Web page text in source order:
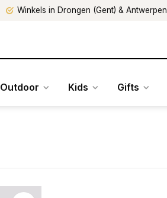
Winkels in Drongen (Gent) & Antwerpen
Outdoor Kids Gifts